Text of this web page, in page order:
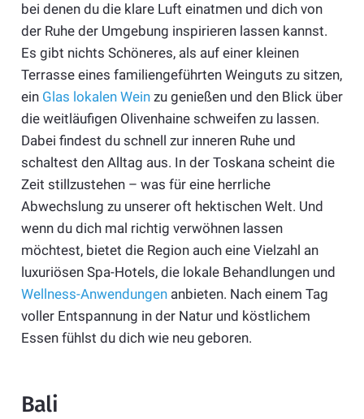
bei denen du die klare Luft einatmen und dich von
der Ruhe der Umgebung inspirieren lassen kannst.
Es gibt nichts Schöneres, als auf einer kleinen
Terrasse eines familiengeführten Weinguts zu sitzen,
ein Glas lokalen Weinzu genießen und den Blick über
die weitläufigen Olivenhaine schweifen zu lassen.
Dabei findest du schnell zur inneren Ruhe und
schaltest den Alltag aus. In der Toskana scheint die
Zeit stillzustehen – was für eine herrliche
Abwechslung zu unserer oft hektischen Welt. Und
wenn du dich mal richtig verwöhnen lassen
möchtest, bietet die Region auch eine Vielzahl an
luxuriösen Spa-Hotels, die lokale Behandlungen und
Wellness-Anwendungenanbieten. Nach einem Tag
voller Entspannung in der Natur und köstlichem
Essen fühlst du dich wie neu geboren.
Bali